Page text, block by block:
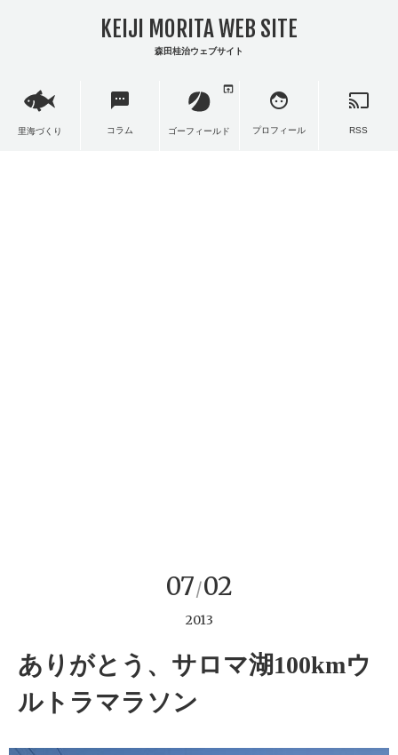
KEIJI MORITA WEB SITE
森田桂治ウェブサイト
里海づくり
sms
コラム ゴーフィールド
open_in_browser
face
プロフィール
cast
RSS
07/02
2013
ありがとう、サロマ湖100kmウ
ルトラマラソン